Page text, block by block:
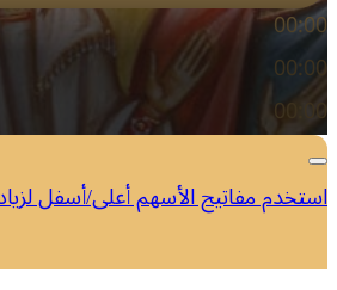
00:00
00:00
00:00
استخدم مفاتيح الأسهم أعلى/أسفل